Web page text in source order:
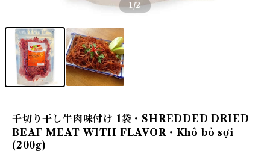
1/2
千切り干し牛肉味付け 1袋・SHREDDED DRIED
BEAF MEAT WITH FLAVOR・Khô bò sợi
(200g)